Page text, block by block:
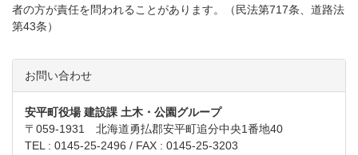
者の方が責任を問われることがあります。（民法第717条、道路法
第43条）
お問い合わせ
安平町役場 建設課 土木・公園グループ
〒059-1931 北海道勇払郡安平町追分中央1番地40
TEL : 0145-25-2496 / FAX : 0145-25-3203